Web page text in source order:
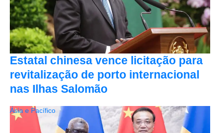
Estatal chinesa vence licitação para
revitalização de porto internacional
nas Ilhas Salomão
Ásia e Pacífico